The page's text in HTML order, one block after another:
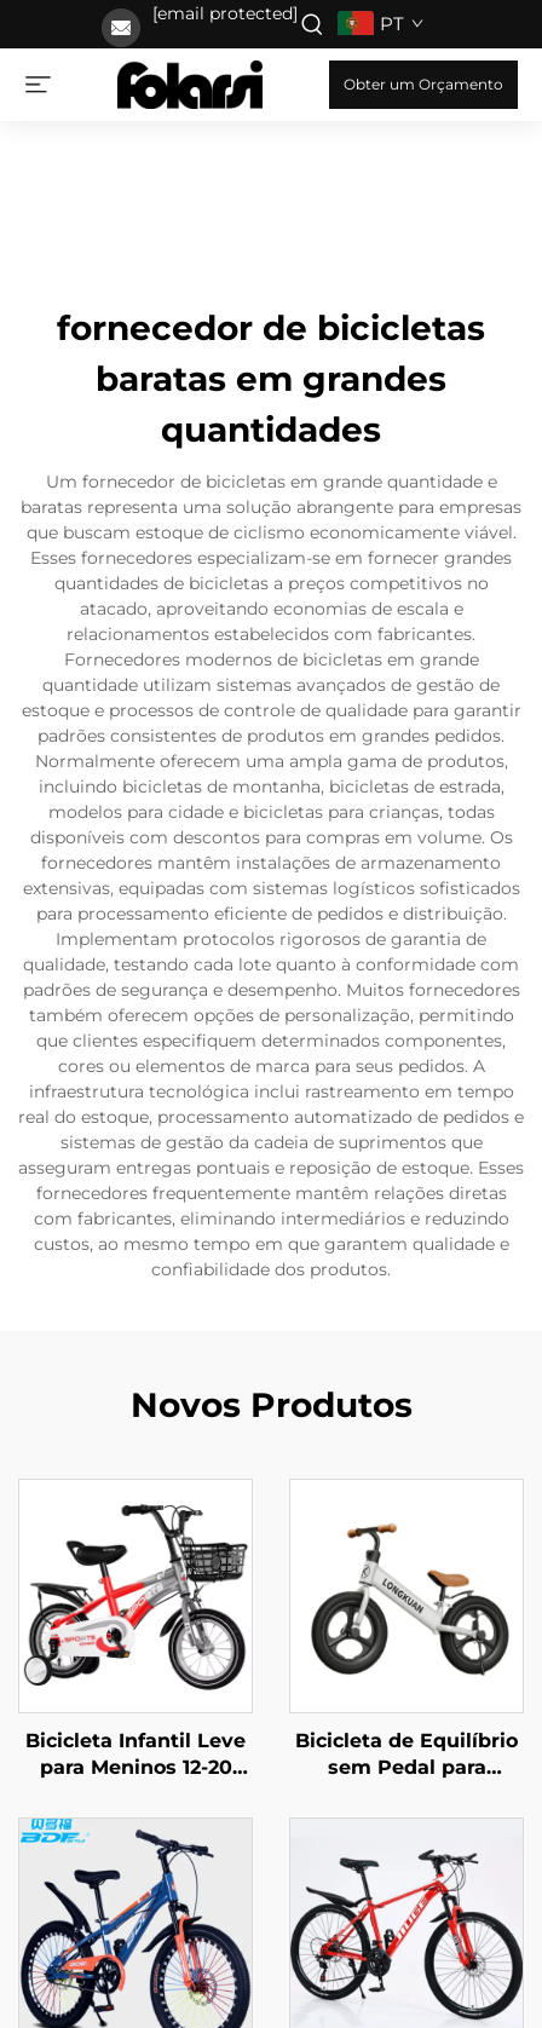
[email protected] PT
Obter um Orçamento
fornecedor de bicicletas
baratas em grandes
quantidades
Um fornecedor de bicicletas em grande quantidade e
baratas representa uma solução abrangente para empresas
que buscam estoque de ciclismo economicamente viável.
Esses fornecedores especializam-se em fornecer grandes
quantidades de bicicletas a preços competitivos no
atacado, aproveitando economias de escala e
relacionamentos estabelecidos com fabricantes.
Fornecedores modernos de bicicletas em grande
quantidade utilizam sistemas avançados de gestão de
estoque e processos de controle de qualidade para garantir
padrões consistentes de produtos em grandes pedidos.
Normalmente oferecem uma ampla gama de produtos,
incluindo bicicletas de montanha, bicicletas de estrada,
modelos para cidade e bicicletas para crianças, todas
disponíveis com descontos para compras em volume. Os
fornecedores mantêm instalações de armazenamento
extensivas, equipadas com sistemas logísticos sofisticados
para processamento eficiente de pedidos e distribuição.
Implementam protocolos rigorosos de garantia de
qualidade, testando cada lote quanto à conformidade com
padrões de segurança e desempenho. Muitos fornecedores
também oferecem opções de personalização, permitindo
que clientes especifiquem determinados componentes,
cores ou elementos de marca para seus pedidos. A
infraestrutura tecnológica inclui rastreamento em tempo
real do estoque, processamento automatizado de pedidos e
sistemas de gestão da cadeia de suprimentos que
asseguram entregas pontuais e reposição de estoque. Esses
fornecedores frequentemente mantêm relações diretas
com fabricantes, eliminando intermediários e reduzindo
custos, ao mesmo tempo em que garantem qualidade e
confiabilidade dos produtos.
Novos Produtos
Bicicleta Infantil Leve
para Meninos 12-20
Pequeno Médio e
Grande Bicicleta com
Garfo de Aço e Pedais
Normais
Bicicleta de Equilíbrio
sem Pedal para
Anos, Andador para
Bebês, Scooter Yo-Yo,
Bicicletas para
Crianças de Duas
Rodas